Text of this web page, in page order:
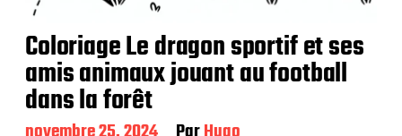
Coloriage Le dragon sportif et ses
amis animaux jouant au football
dans la forêt